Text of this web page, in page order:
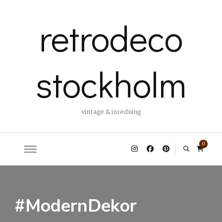
retrodeco
stockholm
vintage & inredning
0
#ModernDekor